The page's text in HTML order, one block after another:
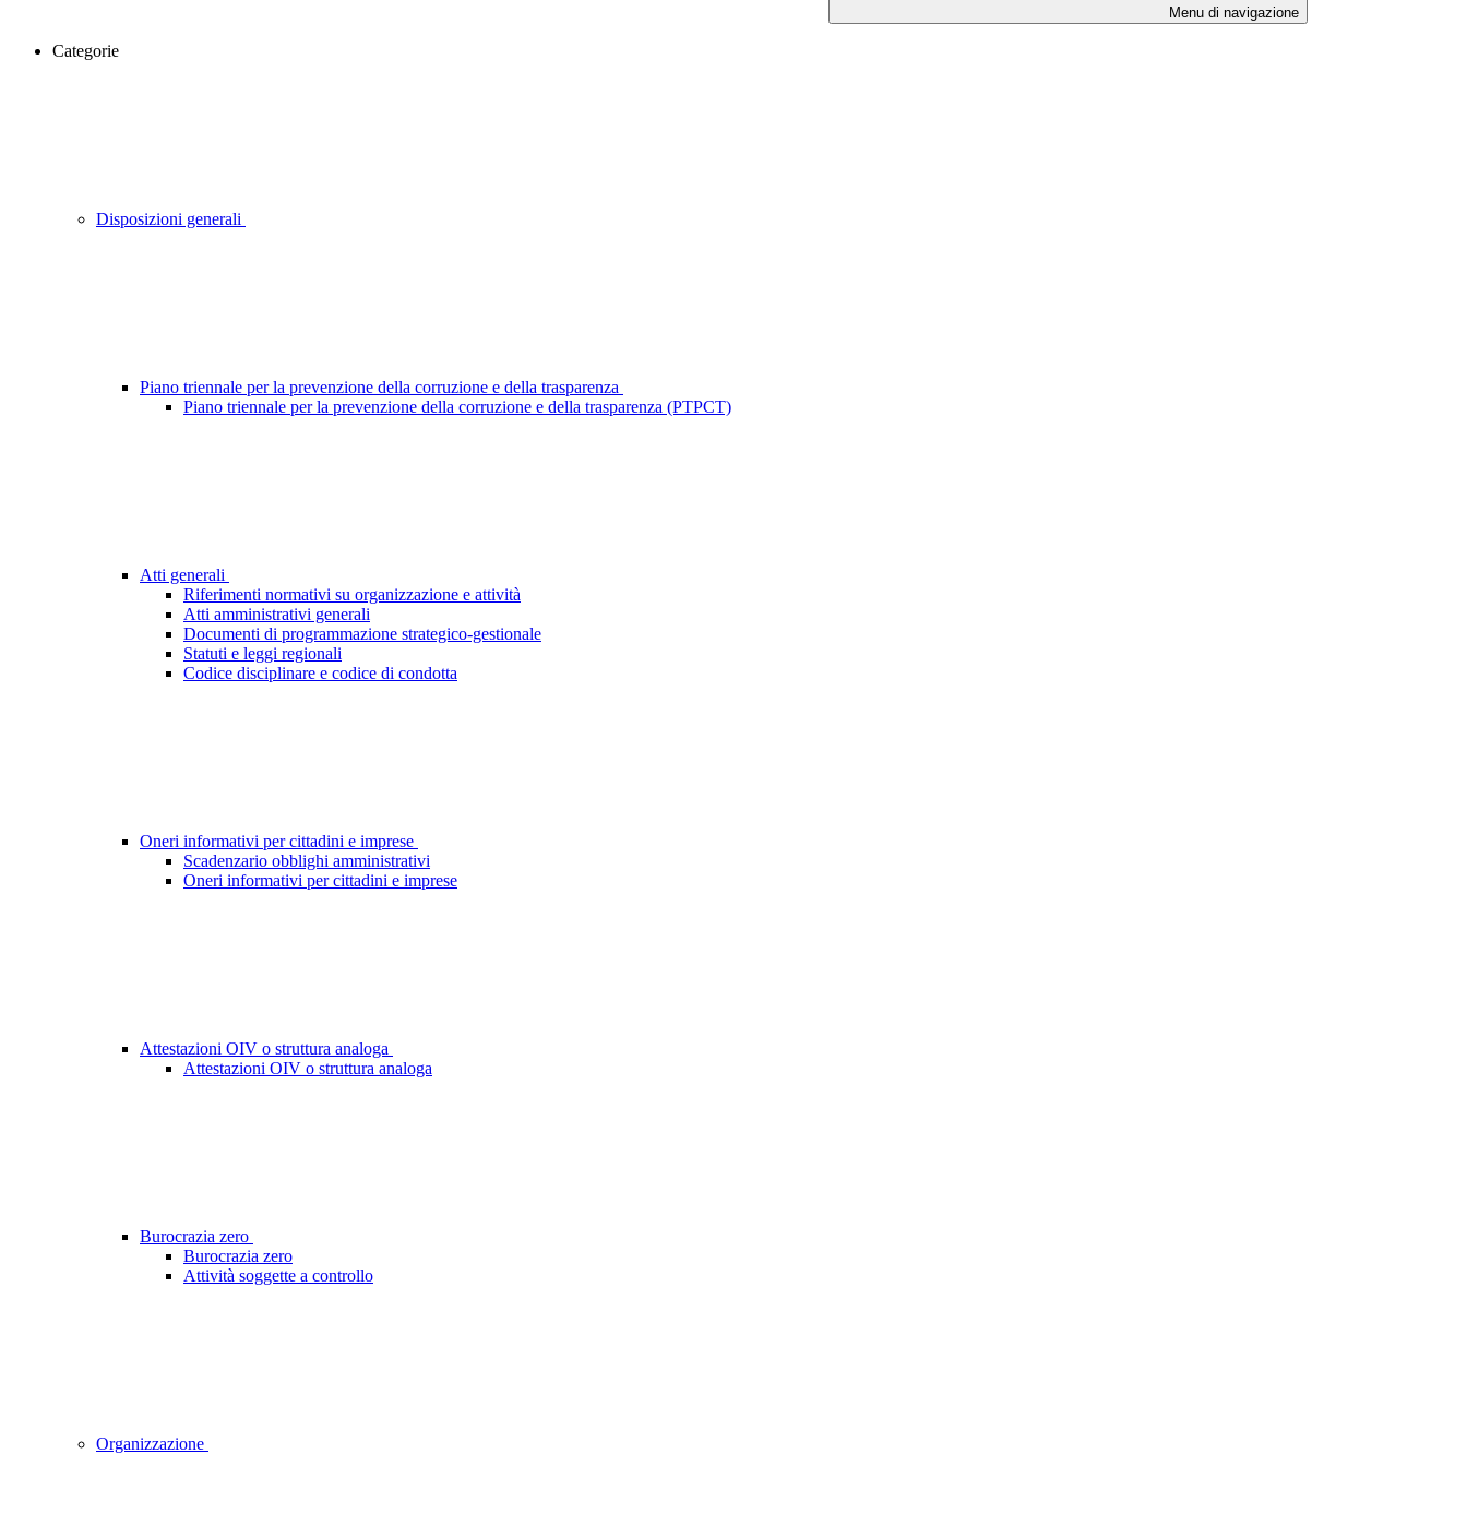
Menu di navigazione
Categorie
Disposizioni generali
Piano triennale per la prevenzione della corruzione e della trasparenza
Piano triennale per la prevenzione della corruzione e della trasparenza (PTPCT)
Atti generali
Riferimenti normativi su organizzazione e attività
Atti amministrativi generali
Documenti di programmazione strategico-gestionale
Statuti e leggi regionali
Codice disciplinare e codice di condotta
Oneri informativi per cittadini e imprese
Scadenzario obblighi amministrativi
Oneri informativi per cittadini e imprese
Attestazioni OIV o struttura analoga
Attestazioni OIV o struttura analoga
Burocrazia zero
Burocrazia zero
Attività soggette a controllo
Organizzazione